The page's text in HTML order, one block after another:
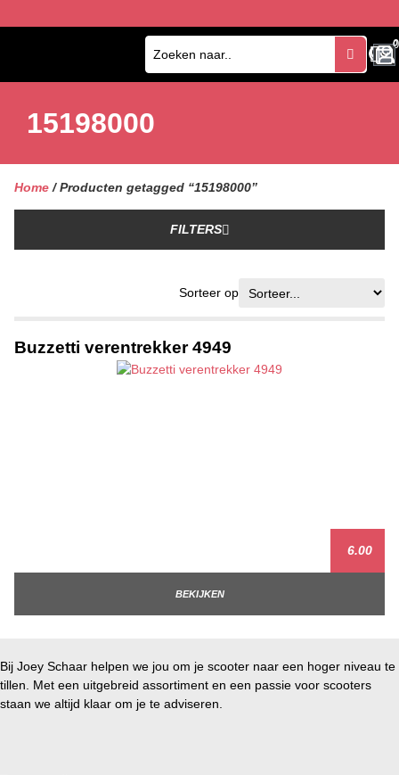
0
0
15198000
Home / Producten getagged “15198000”
FILTERS
Sorteer op
Buzzetti verentrekker 4949
6.00
BEKIJKEN
Bij Joey Schaar helpen we jou om je scooter naar een hoger niveau te
tillen. Met een uitgebreid assortiment en een passie voor scooters
staan we altijd klaar om je te adviseren.